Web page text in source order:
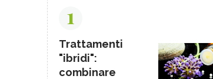
1
Trattamenti
"ibridi":
combinare